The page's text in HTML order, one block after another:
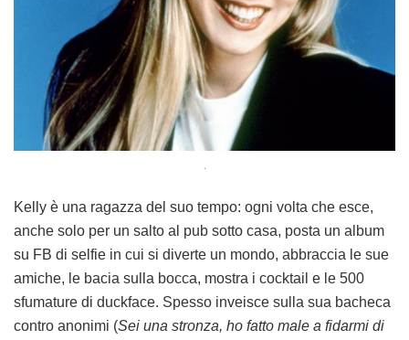
.
Kelly è una ragazza del suo tempo: ogni volta che esce,
anche solo per un salto al pub sotto casa, posta un album
su FB di selfie in cui si diverte un mondo, abbraccia le sue
amiche, le bacia sulla bocca, mostra i cocktail e le 500
sfumature di duckface. Spesso inveisce sulla sua bacheca
contro anonimi (Sei una stronza, ho fatto male a fidarmi di